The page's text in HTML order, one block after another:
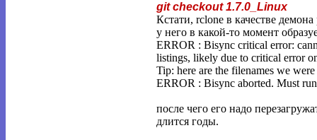
git checkout 1.7.0_Linux
Кстати, rclone в качестве
у него в какой-то момент
ERROR : Bisync critical error:
listings, likely due to critical error
Tip: here are the filenames we
ERROR : Bisync aborted. Must
после чего его надо
длится годы.